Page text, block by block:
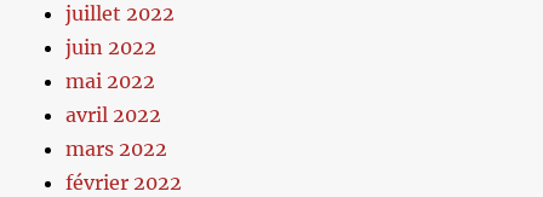
juillet 2022
juin 2022
mai 2022
avril 2022
mars 2022
février 2022